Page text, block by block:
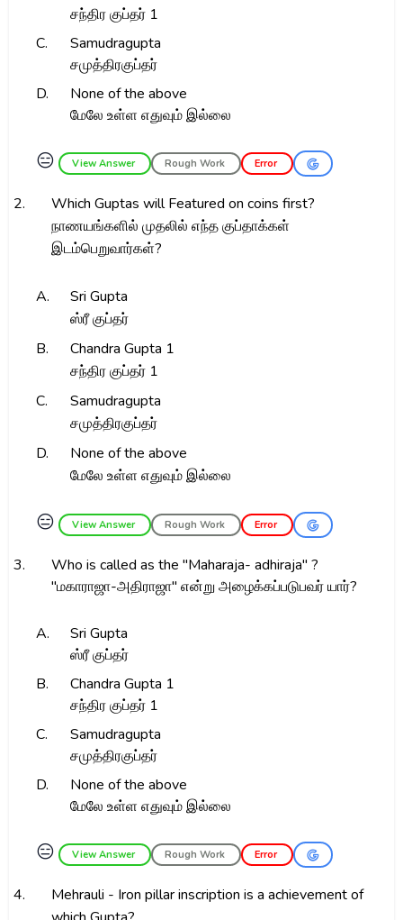
சந்திர குப்தர் 1
C.
Samudragupta
சமுத்திரகுப்தர்
D.
None of the above
மேலே உள்ள எதுவும் இல்லை
😑 View Answer Rough Work Error
2.
Which Guptas will Featured on coins first?
நாணயங்களில் முதலில் எந்த குப்தாக்கள்
இடம்பெறுவார்கள்?
A.
Sri Gupta
ஸ்ரீ குப்தர்
B.
Chandra Gupta 1
சந்திர குப்தர் 1
C.
Samudragupta
சமுத்திரகுப்தர்
D.
None of the above
மேலே உள்ள எதுவும் இல்லை
😑 View Answer Rough Work Error
3.
Who is called as the "Maharaja- adhiraja" ?
"மகாராஜா-அதிராஜா" என்று அழைக்கப்படுபவர் யார்?
A.
Sri Gupta
ஸ்ரீ குப்தர்
B.
Chandra Gupta 1
சந்திர குப்தர் 1
C.
Samudragupta
சமுத்திரகுப்தர்
D.
None of the above
மேலே உள்ள எதுவும் இல்லை
😑 View Answer Rough Work Error
4.
Mehrauli - Iron pillar inscription is a achievement of